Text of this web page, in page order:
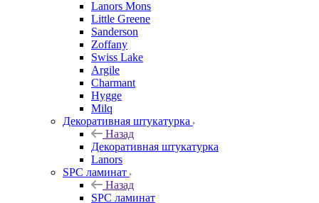
Lanors Mons
Little Greene
Sanderson
Zoffany
Swiss Lake
Argile
Charmant
Hygge
Milq
Декоративная штукатурка
Назад
Декоративная штукатурка
Lanors
SPC ламинат
Назад
SPC ламинат